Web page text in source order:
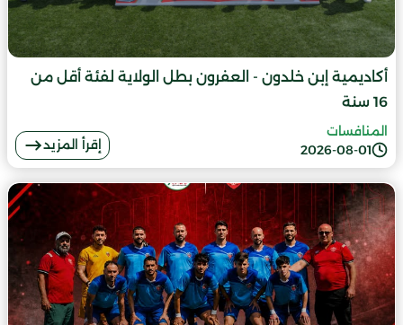
أكاديمية إبن خلدون - العفرون بطل الولاية لفئة أقل من
16 سنة
2026-08-01
المنافسات
إقرأ المزيد